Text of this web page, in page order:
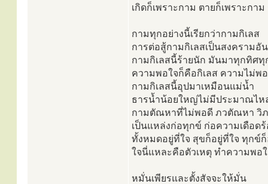
เกิดก็เพราะกาม ตายก็เพราะกา
กามทุกอย่างนี้เรียกว่ากามกิเลส
การต่อสู้กามกิเลสเป็นสงครามอั
กามกิเลสนี้ร้ายนัก มันมาทุกทิศทุ
ความพอใจก็คือกิเลส ความไม่พ
กามกิเลสนี้อุปมาเหมือนแม่น้ำ
ธารน้ำน้อยใหญ่ไม่มีประมาณไห
กามตัณหาที่ไม่พอดี ภวตัณหา วิ
เป็นแหล่งก่อทุกข์ ก่อความเดือด
ทั้งหมดอยู่ที่ใจ สุขก็อยู่ที่ใจ ทุกข์ก็
ใจนี่แหละคือตัวเหตุ ทำความพอ
หมั่นเพียรและตั้งสัจจะให้มั่น